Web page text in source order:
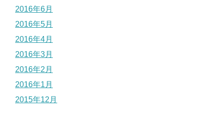
2016年6月
2016年5月
2016年4月
2016年3月
2016年2月
2016年1月
2015年12月